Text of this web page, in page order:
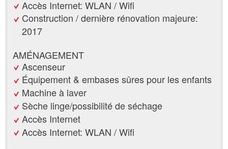
Accès Internet: WLAN / Wifi
Construction / dernière rénovation majeure:
2017
AMÉNAGEMENT
Ascenseur
Équipement & embases sûres pour les enfants
Machine à laver
Sèche linge/possibilité de séchage
Accès Internet
Accès Internet: WLAN / Wifi